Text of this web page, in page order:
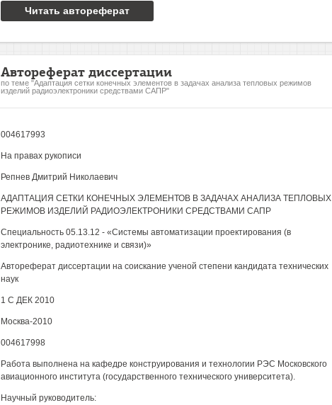
Читать автореферат
Автореферат диссертации
по теме "Адаптация сетки конечных элементов в задачах анализа тепловых режимов
изделий радиоэлектроники средствами САПР"
004617993
На правах рукописи
Репнев Дмитрий Николаевич
АДАПТАЦИЯ СЕТКИ КОНЕЧНЫХ ЭЛЕМЕНТОВ В ЗАДАЧАХ АНАЛИЗА ТЕПЛОВЫХ
РЕЖИМОВ ИЗДЕЛИЙ РАДИОЭЛЕКТРОНИКИ СРЕДСТВАМИ САПР
Специальность 05.13.12 - «Системы автоматизации проектирования (в
электронике, радиотехнике и связи)»
Автореферат диссертации на соискание ученой степени кандидата технических
наук
1 С ДЕК 2010
Москва-2010
004617998
Работа выполнена на кафедре конструирования и технологии РЭС Московского
авиационного института (государственного технического университета).
Научный руководитель: